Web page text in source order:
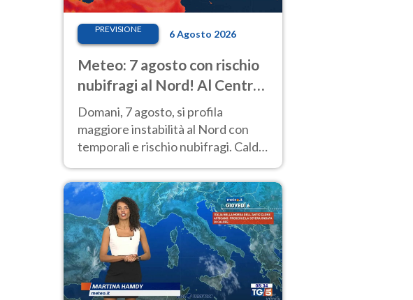
PREVISIONE 6 Agosto 2026
Meteo: 7 agosto con rischio
nubifragi al Nord! Al Centro-
Sud caldo estremo
Domani, 7 agosto, si profila
maggiore instabilità al Nord con
temporali e rischio nubifragi. Caldo
previsioni.